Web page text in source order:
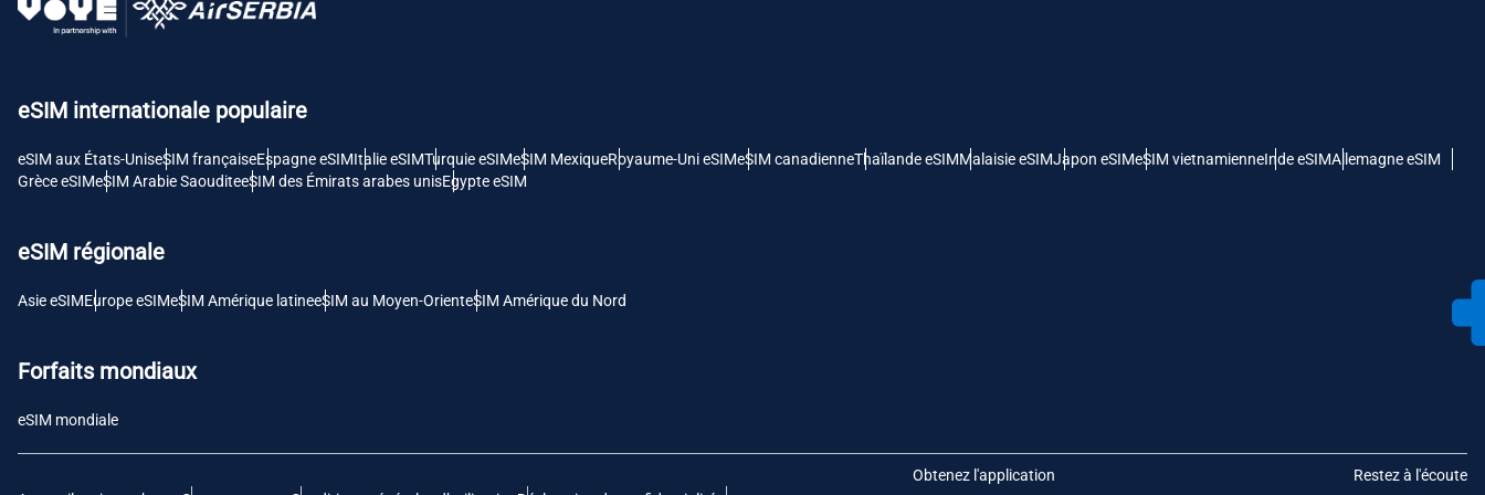
eSIM internationale populaire
eSIM aux États-UniseSIM françaiseEspagne eSIMItalie eSIMTurquie eSIMeSIM MexiqueRoyaume-Uni eSIMeSIM canadienneThaïlande eSIMMalaisie eSIMJapon eSIMeSIM vietnamienneInde eSIMAllemagne eSIM
Grèce eSIMeSIM Arabie SaouditeeSIM des Émirats arabes unisEgypte eSIM
eSIM régionale
Asie eSIMEurope eSIMeSIM Amérique latineeSIM au Moyen-OrienteSIM Amérique du Nord
Forfaits mondiaux
eSIM mondiale
Obtenez l'application Restez à l'écoute
Deutsch